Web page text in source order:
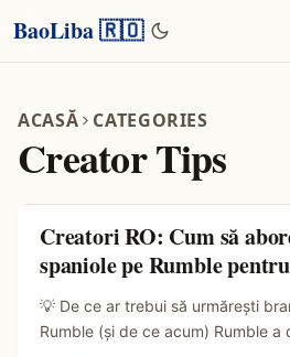
BaoLiba 🇷🇴
ACASĂ CATEGORIES
Creator Tips
Creatori RO: Cum să
spaniole pe Rumble
💡 De ce ar trebui să urmărești
Rumble (și de ce acum) Rumble